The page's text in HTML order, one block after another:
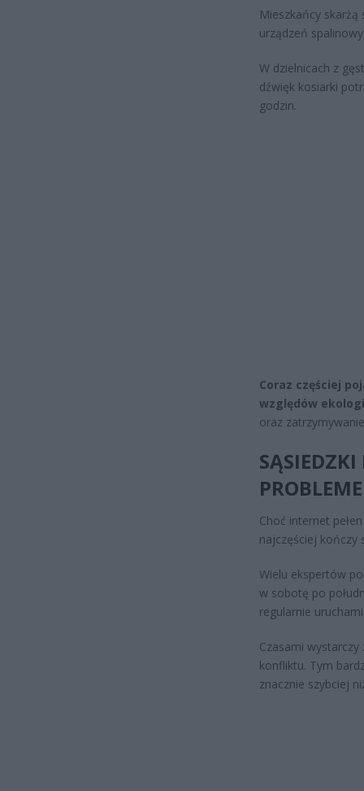
Mieszkańcy skarżą
urządzeń
W dzielnicach z
dźwięk kosiarki
godzin.
Coraz częściej
względów
oraz
Choć internet
najczęściej kończy
Wielu ekspertów
w sobotę po
regularnie
Czasami
konfliktu. Tym
znacznie szybciej